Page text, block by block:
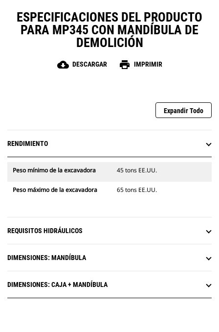
ESPECIFICACIONES DEL PRODUCTO
PARA MP345 CON MANDÍBULA DE
DEMOLICIÓN
cloud_download DESCARGAR print IMPRIMIR
Expandir Todo
RENDIMIENTO
Peso mínimo de la excavadora 45 tons EE.UU.
Peso máximo de la excavadora 65 tons EE.UU.
REQUISITOS HIDRÁULICOS
DIMENSIONES: MANDÍBULA
DIMENSIONES: CAJA + MANDÍBULA